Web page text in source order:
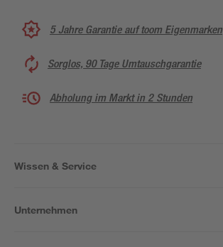
5 Jahre Garantie auf toom Eigenmarken
Sorglos, 90 Tage Umtauschgarantie
Abholung im Markt in 2 Stunden
Wissen & Service
Unternehmen